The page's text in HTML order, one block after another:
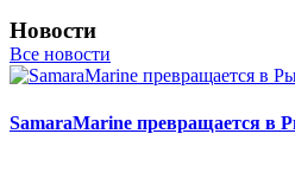
Новости
Все новости
SamaraMarine превращается в